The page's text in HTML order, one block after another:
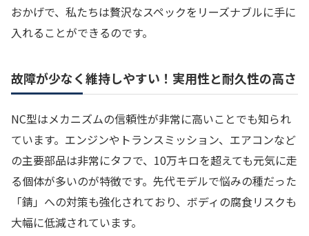
おかげで、私たちは贅沢なスペックをリーズナブルに手に
入れることができるのです。
故障が少なく維持しやすい！実用性と耐久性の高さ
NC型はメカニズムの信頼性が非常に高いことでも知られ
ています。エンジンやトランスミッション、エアコンなど
の主要部品は非常にタフで、10万キロを超えても元気に走
る個体が多いのが特徴です。先代モデルで悩みの種だった
「錆」への対策も強化されており、ボディの腐食リスクも
大幅に低減されています。